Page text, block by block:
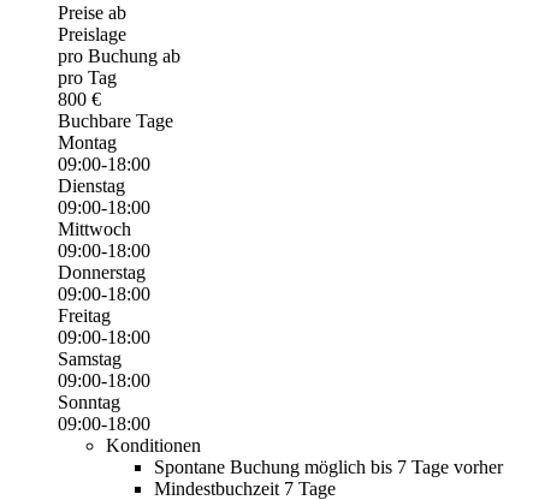
Preise ab
Preislage
pro Buchung ab
pro Tag
800 €
Buchbare Tage
Montag
09:00-18:00
Dienstag
09:00-18:00
Mittwoch
09:00-18:00
Donnerstag
09:00-18:00
Freitag
09:00-18:00
Samstag
09:00-18:00
Sonntag
09:00-18:00
Konditionen
Spontane Buchung möglich bis 7 Tage vorher
Mindestbuchzeit 7 Tage